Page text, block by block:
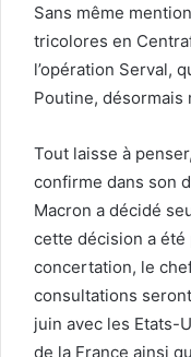
Sans même
tricolores en
l’opération Serval,
Poutine, désormais
Tout laisse à
confirme dans son
Macron a décidé
cette décision a été
concertation, le
consultations
juin avec les Etats-
de la France ainsi